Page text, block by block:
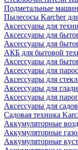
Подметальные
Пылесосы Karcher
Аксессуары для
Аксессуары для
Аксессуары для
АКБ для бытовой
Аксессуары для
Аксессуары для
Аксессуары для
Аксессуары для
Аксессуары для
Аксессуары для
Садовая техника
Аккумуляторные
Аккумуляторные
Аккумуляторные